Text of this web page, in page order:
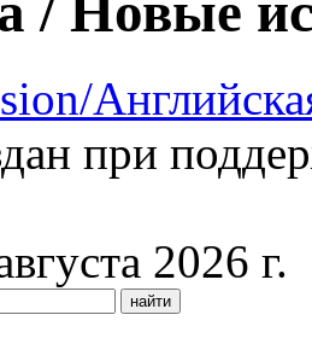
/ Новые
при
2026 г.